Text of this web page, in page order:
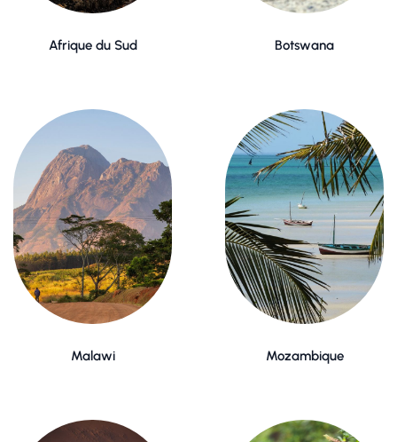
Afrique du Sud Botswana
Malawi Mozambique